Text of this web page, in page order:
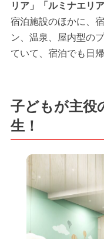
リア」「ルミナエリ
宿泊施設のほかに、
ン、温泉、屋内型の
ていて、宿泊でも日
子どもが主役
生！